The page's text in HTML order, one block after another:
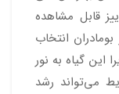
قابل مشاهده
انتخاب
این گیاه به نور
می‌تواند رشد